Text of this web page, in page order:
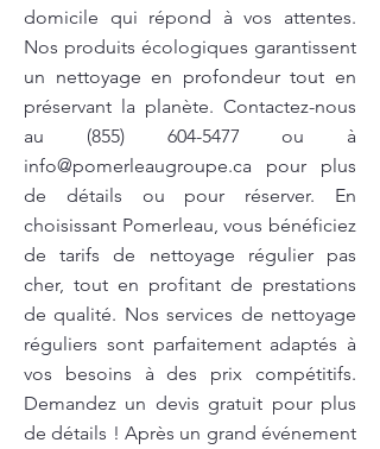
domicile qui répond à vos attentes.
Nos produits écologiques garantissent
un nettoyage en profondeur tout en
préservant la planète. Contactez-nous
au (855) 604-5477 ou à
info@pomerleaugroupe.ca pour plus
de détails ou pour réserver. En
choisissant Pomerleau, vous bénéficiez
de tarifs de nettoyage régulier pas
cher, tout en profitant de prestations
de qualité. Nos services de nettoyage
réguliers sont parfaitement adaptés à
vos besoins à des prix compétitifs.
Demandez un devis gratuit pour plus
de détails ! Après un grand événement